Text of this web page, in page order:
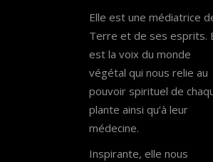
Elle est une médiatrice
Terre et de ses esprits.
est la voix du monde
végétal qui nous relie au
pouvoir spirituel de
plante ainsi qu’à leur
médecine.
Inspirante, elle nous